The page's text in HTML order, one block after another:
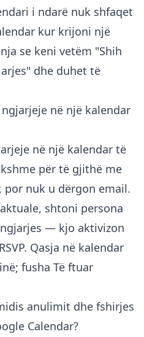
i ndarë nuk shfaqet
kur krijoni një
se keni vetëm "Shih
dhe duhet të
në një kalendar
në një kalendar të
për të gjithë me
por nuk u dërgon email.
shtoni persona
— kjo aktivizon
Qasja në kalendar
fusha Të ftuar
anulimit dhe fshirjes
Calendar?